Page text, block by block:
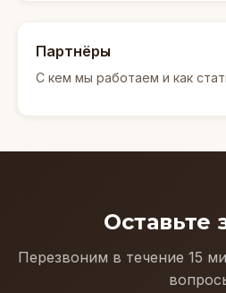
Партнёры
С кем мы работаем и как
Оставьте
Перезвоним в течение 15